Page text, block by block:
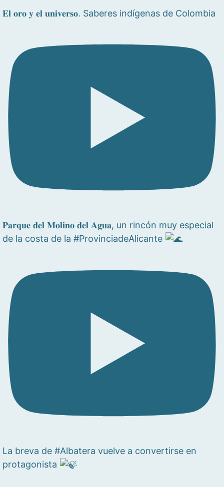
𝐄𝐥 𝐨𝐫𝐨 𝐲 𝐞𝐥 𝐮𝐧𝐢𝐯𝐞𝐫𝐬𝐨. Saberes indígenas de Colombia
𝐏𝐚𝐫𝐪𝐮𝐞 𝐝𝐞𝐥 𝐌𝐨𝐥𝐢𝐧𝐨 𝐝𝐞𝐥 𝐀𝐠𝐮𝐚, un rincón muy especial
de la costa de la #ProvinciadeAlicante
La breva de #Albatera vuelve a convertirse en
protagonista